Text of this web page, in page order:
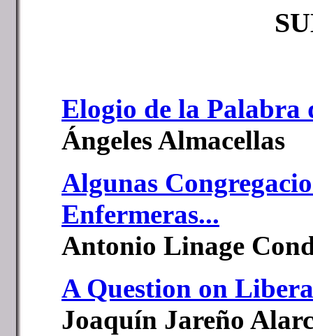
Elogio de la Palabra
Ángeles Almacellas
Algunas
Enfermeras...
Antonio Linage
A Question on
Joaquín Jareño